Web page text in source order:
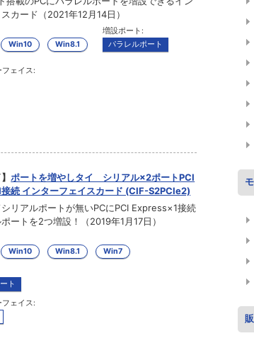
カード（2021年12月14日）
Win10 Win8.1
増設ポート:
パラレルポート
ェイス:
】ポートを増やしタイ シリアル×2ポートPCI
続 インターフェイスカード (CIF-S2PCIe2)
リアルポートが無いPCにPCI Express×1接続
ートを2つ増設！（2019年1月17日）
Win10 Win8.1 Win7
ト
ェイス: